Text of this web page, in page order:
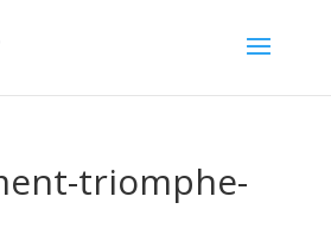
triomphe-